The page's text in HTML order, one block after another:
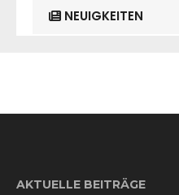
NEUIGKEITEN
AKTUELLE BEITRÄGE